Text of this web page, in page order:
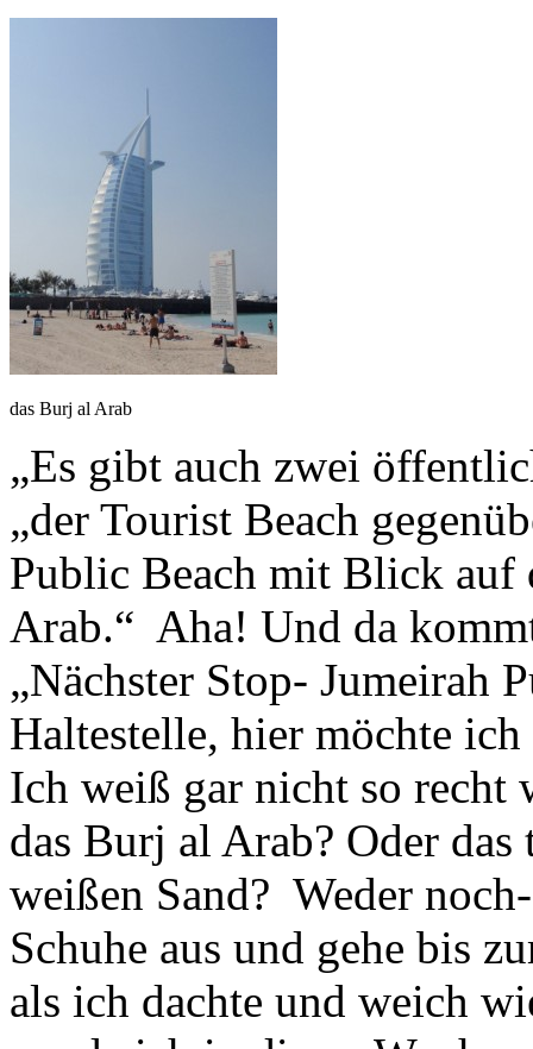
das Burj al Arab
„Es gibt auch zwei
„der Tourist Beach
Public Beach mit Blick auf
Arab.“ Aha! Und da
„Nächster Stop- Jumeirah
Haltestelle, hier möchte ich
Ich weiß gar nicht so recht
das Burj al Arab? Oder
weißen Sand? Weder
Schuhe aus und gehe bis
als ich dachte und weich